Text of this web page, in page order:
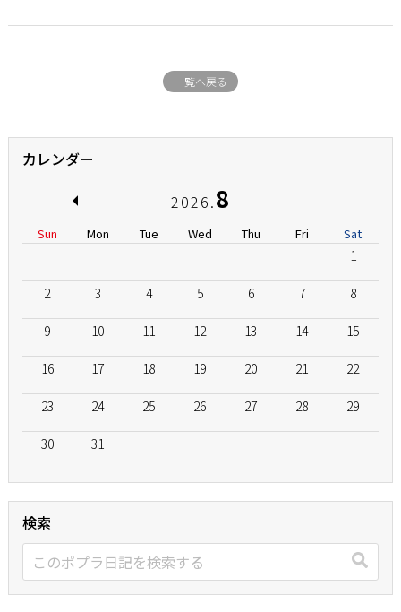
一覧へ戻る
カレンダー
2026.8
Sun Mon Tue Wed Thu Fri Sat
1
2 3 4 5 6 7 8
9 10 11 12 13 14 15
16 17 18 19 20 21 22
23 24 25 26 27 28 29
30 31
検索